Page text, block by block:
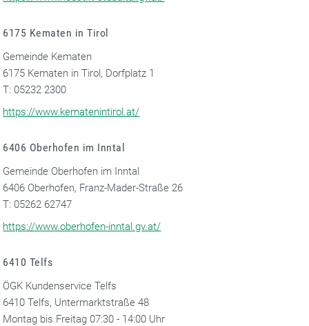
6175 Kematen in Tirol
Gemeinde Kematen
6175 Kematen in Tirol, Dorfplatz 1
T: 05232 2300
https://www.kematenintirol.at/
6406 Oberhofen im Inntal
Gemeinde Oberhofen im Inntal
6406 Oberhofen, Franz-Mader-Straße 26
T: 05262 62747
https://www.oberhofen-inntal.gv.at/
6410 Telfs
ÖGK Kundenservice Telfs
6410 Telfs, Untermarktstraße 48
Montag bis Freitag 07:30 - 14:00 Uhr